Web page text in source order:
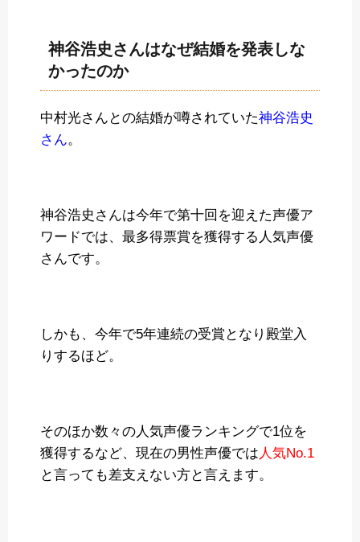
神谷浩史さんはなぜ結婚を発表しな
かったのか
中村光さんとの結婚が噂されていた神谷浩史
さん。
神谷浩史さんは今年で第十回を迎えた声優ア
ワードでは、最多得票賞を獲得する人気声優
さんです。
しかも、今年で5年連続の受賞となり殿堂入
りするほど。
そのほか数々の人気声優ランキングで1位を
獲得するなど、現在の男性声優では 人気No.1
と言っても差支えない方と言えます。